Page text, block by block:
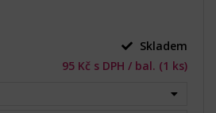
Skladem
95 Kč s DPH / bal. (1 ks)